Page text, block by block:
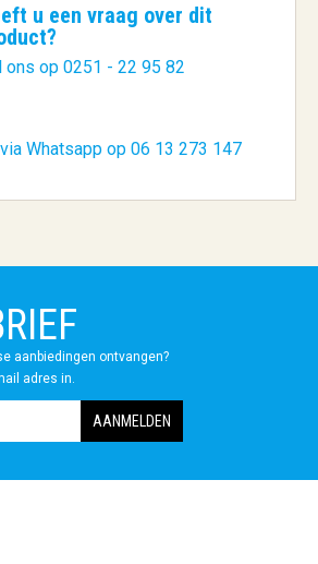
u een vraag over dit
ons op 0251 - 22 95 82
Whatsapp op 06 13 273 147
aanbiedingen ontvangen?
adres in.